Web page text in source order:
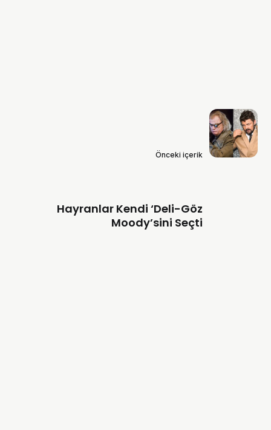
Önceki içerik
Hayranlar Kendi ‘Deli-Göz
Moody’sini Seçti